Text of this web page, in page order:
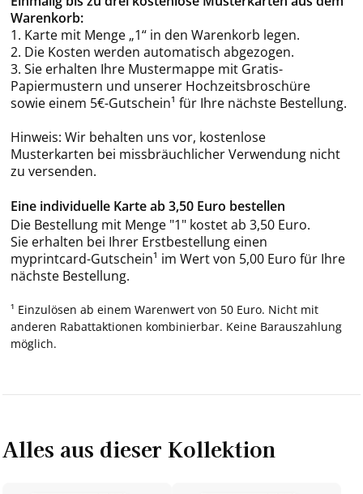
Warenkorb:
1. Karte mit Menge „1“ in den Warenkorb legen.
2. Die Kosten werden automatisch abgezogen.
3. Sie erhalten Ihre Mustermappe mit Gratis-
Papiermustern und unserer Hochzeitsbroschüre
sowie einem 5€-Gutschein¹ für Ihre nächste Bestellung.
Hinweis: Wir behalten uns vor, kostenlose
Musterkarten bei missbräuchlicher Verwendung nicht
zu versenden.
Eine individuelle Karte ab 3,50 Euro bestellen
Die Bestellung mit Menge "1" kostet ab 3,50 Euro.
Sie erhalten bei Ihrer Erstbestellung einen
myprintcard-Gutschein¹ im Wert von 5,00 Euro für Ihre
nächste Bestellung.
¹ Einzulösen ab einem Warenwert von 50 Euro. Nicht mit
anderen Rabattaktionen kombinierbar. Keine Barauszahlung
möglich.
Alles aus dieser Kollektion